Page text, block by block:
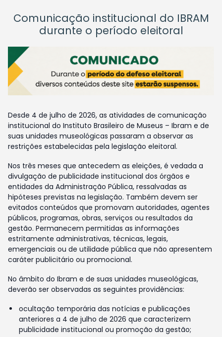
Comunicação institucional do IBRAM
durante o período eleitoral
Desde 4 de julho de 2026, as atividades de comunicação
institucional do Instituto Brasileiro de Museus – Ibram e de
suas unidades museológicas passaram a observar as
restrições estabelecidas pela legislação eleitoral.
Nos três meses que antecedem as eleições, é vedada a
divulgação de publicidade institucional dos órgãos e
entidades da Administração Pública, ressalvadas as
hipóteses previstas na legislação. Também devem ser
evitados conteúdos que promovam autoridades, agentes
públicos, programas, obras, serviços ou resultados da
gestão. Permanecem permitidas as informações
estritamente administrativas, técnicas, legais,
emergenciais ou de utilidade pública que não apresentem
caráter publicitário ou promocional.
No âmbito do Ibram e de suas unidades museológicas,
deverão ser observadas as seguintes providências:
ocultação temporária das notícias e publicações
anteriores a 4 de julho de 2026 que caracterizem
publicidade institucional ou promoção da gestão;